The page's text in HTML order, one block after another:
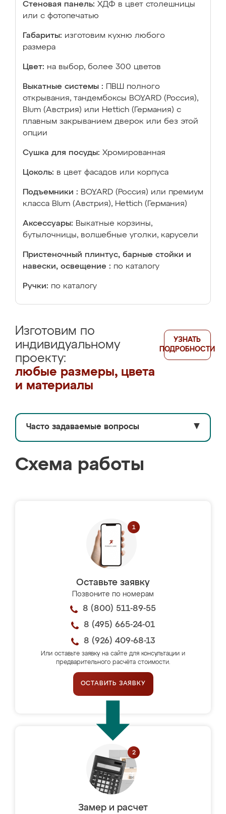
Стеновая панель: ХДФ в цвет столешницы
или с фотопечатью
Габариты: изготовим кухню любого
размера
Цвет: на выбор, более 300 цветов
Выкатные системы :
ПВШ полного
открывания, тандембоксы BOYARD (Россия),
Blum (Австрия) или Hettich (Германия) с
плавным закрыванием дверок или без этой
опции
Сушка для посуды: Хромированная
Цоколь: в цвет фасадов или корпуса
Подъемники : BOYARD (Россия) или премиум
класса Blum (Австрия), Hettich (Германия)
Аксессуары: Выкатные корзины,
бутылочницы, волшебные уголки, карусели
Пристеночный плинтус, барные стойки и
навески, освещение : по каталогу
Ручки: по каталогу
Изготовим по
индивидуальному
проекту:
любые размеры, цвета
и материалы
УЗНАТЬ
ПОДРОБНОСТИ
Часто задаваемые вопросы ▼
Схема работы
Оставьте заявку
Позвоните по номерам
8 (800) 511-89-55
8 (495) 665-24-01
8 (926) 409-68-13
Или оставьте заявку на сайте для консультации и
предварительного расчёта стоимости.
ОСТАВИТЬ ЗАЯВКУ
Замер и расчет